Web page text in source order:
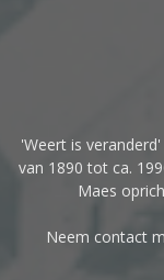
'Weert is
van 1890 tot ca.
Maes
Neem contact